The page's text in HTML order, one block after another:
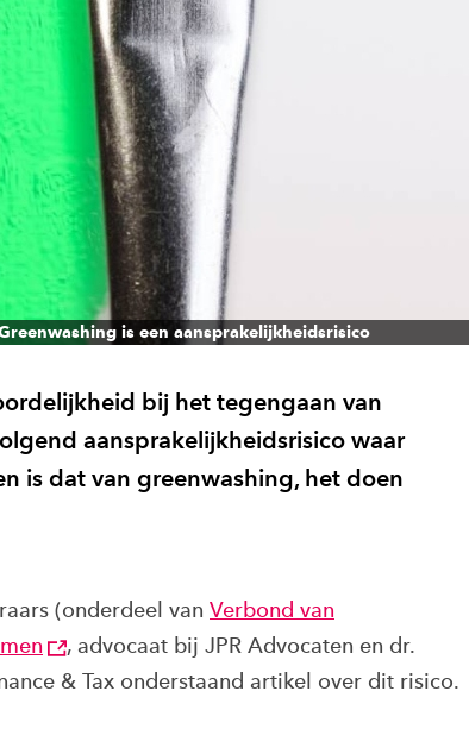
is een aansprakelijkheidsrisico
bij het tegengaan van
aansprakelijkheidsrisico waar
is dat van greenwashing, het doen
(onderdeel van Verbond van
, advocaat bij JPR Advocaten en dr.
& Tax onderstaand artikel over dit risico.